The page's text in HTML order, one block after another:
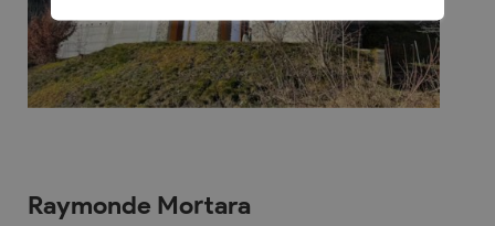
Raymonde Mortara